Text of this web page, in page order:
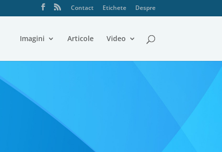
Contact Etichete Despre
Imagini Articole Video